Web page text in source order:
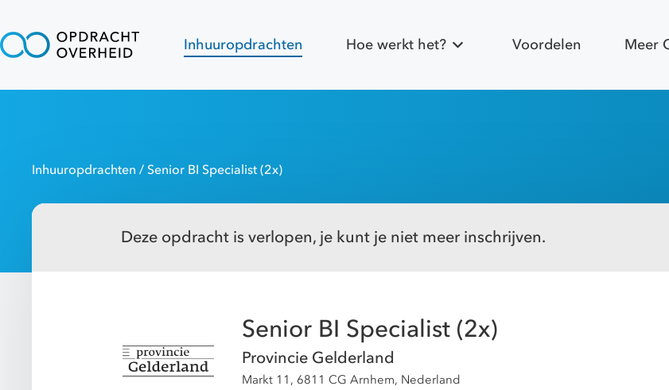
Inhuuropdrachten Hoe werkt het? Voordelen Meer
Inhuuropdrachten / Senior BI Specialist (2x)
Deze opdracht is verlopen, je kunt je niet meer inschrijven.
Senior BI Specialist (2x)
Provincie Gelderland
Markt 11, 6811 CG Arnhem, Nederland